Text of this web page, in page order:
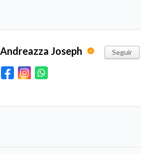
Andreazza Joseph Seguir